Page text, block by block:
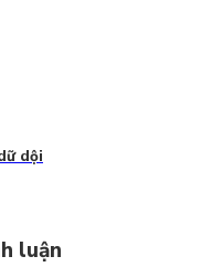
dội
luận